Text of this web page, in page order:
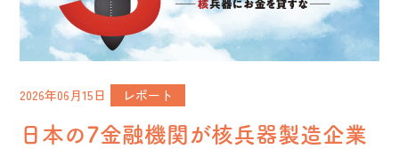
2026年06月15日 レポート
日本の7金融機関が核兵器製造企業